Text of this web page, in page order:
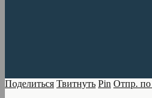
Поделиться Твитнуть Pin Отпр. по